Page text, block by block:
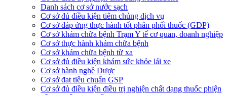
Danh sách cơ sở nước sạch
Cơ sở đủ điều kiện tiêm chủng dịch vụ
Cơ sở đáp ứng thực hành tốt phân phối thuốc (GDP)
Cơ sở khám chữa bệnh Trạm Y tế cơ quan, doanh nghiệp
Cơ sở thực hành khám chữa bệnh
Cơ sở khám chữa bệnh từ xa
Cơ sở đủ điều kiện khám sức khỏe lái xe
Cơ sở hành nghề Dược
Cơ sở đạt tiêu chuẩn GSP
Cơ sở đủ điều kiện điều trị nghiện chất dạng thuốc phiện